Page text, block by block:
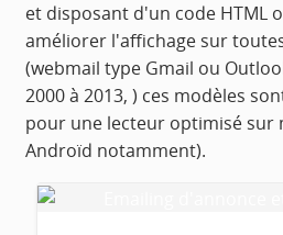
et disposant d'un code HTML
améliorer l'affichage sur
(webmail type Gmail ou
2000 à 2013, ) ces modèles
pour une lecteur optimisé sur
Androïd notamment).